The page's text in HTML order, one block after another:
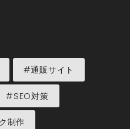
#通販サイト
#SEO対策
制作